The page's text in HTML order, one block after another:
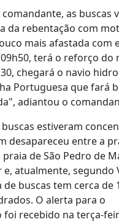
as buscas
da rebentação com
mais afastada com
terá o reforço do
chegará o navio
Portuguesa que fará
adiantou o
estiveram
desapareceu entre a
praia de São Pedro de
e, atualmente, segundo
de buscas tem cerca de
O alerta para o
recebido na terça-